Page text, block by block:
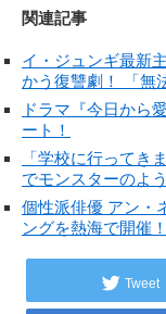
関連記事
イ・ジュンギ最新
かう復讐劇！ 「無
ドラマ『今日から
ート！
「学校に行ってき
でモンスターのよ
個性派俳優 アン・
ングを熱海で開催！
Tweet